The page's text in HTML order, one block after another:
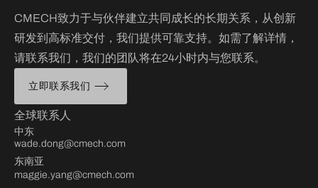
CMECH致力于与伙伴建立共同成长的长期关系，从创新
研发到高标准交付，我们提供可靠支持。如需了解详情，
请联系我们，我们的团队将在24小时内与您联系。
立即联系我们
全球联系人
中东
wade.dong@cmech.com
东南亚
maggie.yang@cmech.com